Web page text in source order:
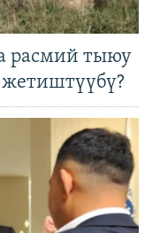
расмий тыюу
жетиштүүбү?